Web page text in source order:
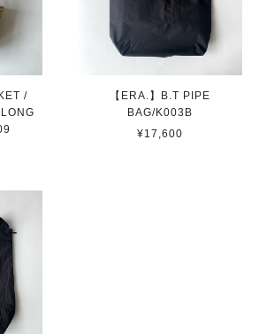
/
【ERA.】B.T PIPE
BAG/K003B
¥17,600